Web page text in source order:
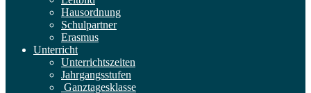
Hausordnung
Schulpartner
Erasmus
Unterricht
Unterrichtszeiten
Jahrgangsstufen
Ganztagesklasse